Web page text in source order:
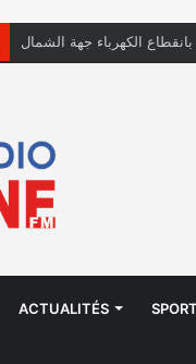
الكهرباء جهة الشمال
ACTUALITÉS SPORT